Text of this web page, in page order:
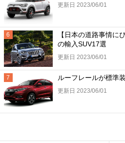
更新日 2023/06/01
【日本の道路事情に
の輸入SUV17選
更新日 2023/06/01
ルーフレールが標準
更新日 2023/06/01